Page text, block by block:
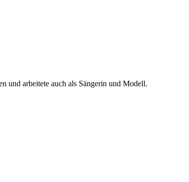
und arbeitete auch als Sängerin und Modell.